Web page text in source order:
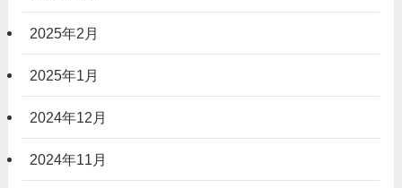
2025年2月
2025年1月
2024年12月
2024年11月